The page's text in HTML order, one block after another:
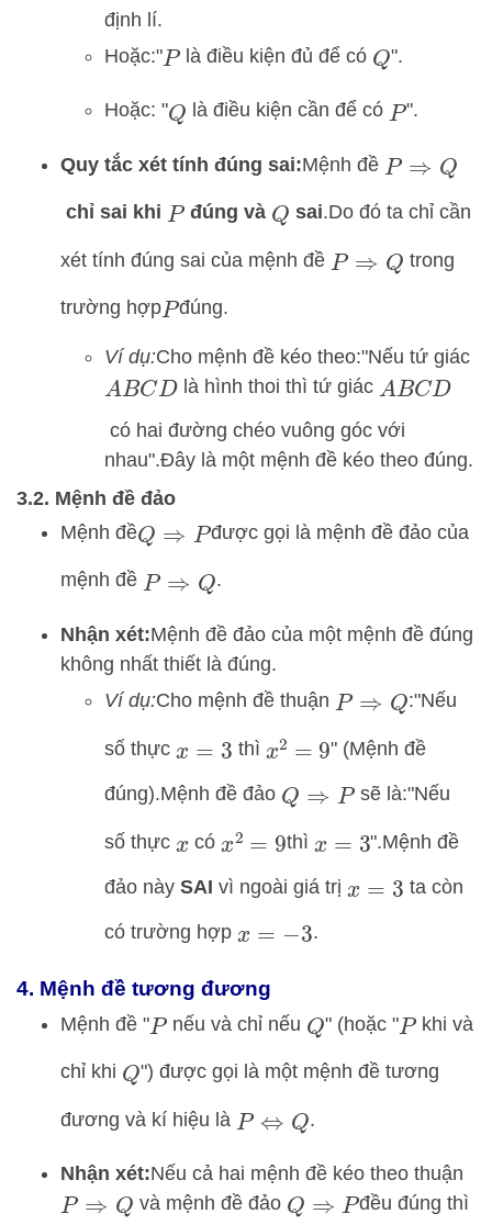
định lí.
Hoặc:"P là điều kiện đủ để có Q".
Hoặc: "Q là điều kiện cần để có P".
Quy tắc xét tính đúng sai:Mệnh đề P⇒Q
chỉ sai khi P đúng và Q sai.Do đó ta chỉ cần
xét tính đúng sai của mệnh đề P⇒Q trong
trường hợpPđúng.
Ví dụ:Cho mệnh đề kéo theo:"Nếu tứ giác
ABCD là hình thoi thì tứ giác ABCD
có hai đường chéo vuông góc với
nhau".Đây là một mệnh đề kéo theo đúng.
3.2. Mệnh đề đảo
Mệnh đềQ ⇒P được gọi là mệnh đề đảo của
mệnh đề P⇒Q .
Nhận xét:Mệnh đề đảo của một mệnh đề đúng
không nhất thiết là đúng.
Ví dụ:Cho mệnh đề thuận P⇒Q :"Nếu
số thực x=3 thì x2 =9 " (Mệnh đề
đúng).Mệnh đề đảo Q ⇒P sẽ là:"Nếu
số thực x có x2 =9 thì x=3 ".Mệnh đề
đảo này SAI vì ngoài giá trị x=3 ta còn
có trường hợp x=− 3 .
4. Mệnh đề tương đương
Mệnh đề "P nếu và chỉ nếu Q" (hoặc "P khi và
chỉ khi Q") được gọi là một mệnh đề tương
đương và kí hiệu là P⇔Q .
Nhận xét:Nếu cả hai mệnh đề kéo theo thuận
P⇒Q và mệnh đề đảo Q ⇒P đều đúng thì